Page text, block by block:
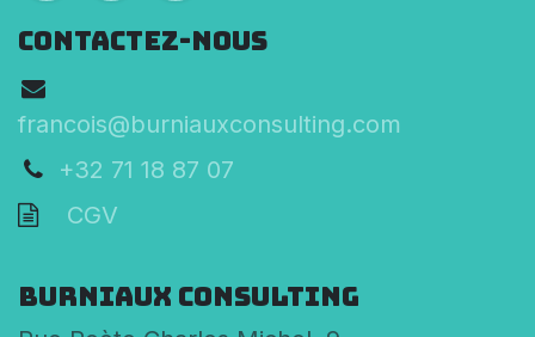
CONTACTEZ-NOUS
francois@burniauxconsulting.com
+32 71 18 87 07
CGV
Burniaux Consulting